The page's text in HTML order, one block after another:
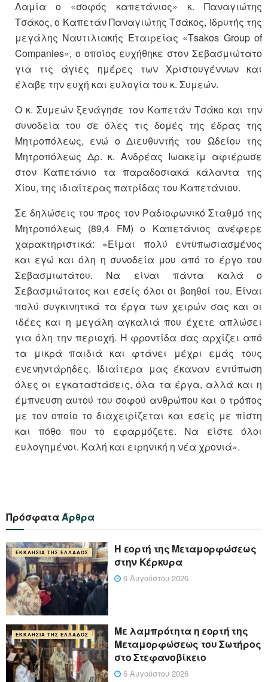
Λαμία ο «σοφός καπετάνιος» κ. Παναγιώτης
Τσάκος, ο Καπετάν Παναγιώτης Τσάκος, Ιδρυτής της
μεγάλης Ναυτιλιακής Εταιρείας «Τsakos Group of
Companies», ο οποίος ευχήθηκε στον Σεβασμιώτατο
για τις άγιες ημέρες των Χριστουγέννων και
έλαβε την ευχή και ευλογία του κ. Συμεών.
Ο κ. Συμεών ξενάγησε τον Καπετάν Τσάκο και την
συνοδεία του σε όλες τις δομές της έδρας της
Μητροπόλεως, ενώ ο Διευθυντής του Ωδείου της
Μητροπόλεως Δρ. κ. Ανδρέας Ιωακείμ αφιέρωσε
στον Καπετάνιο τα παραδοσιακά κάλαντα της
Χίου, της ιδιαίτερας πατρίδας του Καπετάνιου.
Σε δηλώσεις του προς τον Ραδιοφωνικό Σταθμό της
Μητροπόλεως (89,4 FM) ο Καπετάνιος ανέφερε
χαρακτηριστικά: «Είμαι πολύ εντυπωσιασμένος
και εγώ και όλη η συνοδεία μου από το έργο του
Σεβασμιωτάτου. Να είναι πάντα καλά ο
Σεβασμιώτατος και εσείς όλοι οι βοηθοί του. Είναι
πολύ συγκινητικά τα έργα των χειρών σας και οι
ιδέες και η μεγάλη αγκαλιά που έχετε απλώσει
για όλη την περιοχή. Η φροντίδα σας αρχίζει από
τα μικρά παιδιά και φτάνει μέχρι εμάς τους
ενενηντάρηδες. Ιδιαίτερα μας έκαναν εντύπωση
όλες οι εγκαταστάσεις, όλα τα έργα, αλλά και η
έμπνευση αυτού του σοφού ανθρώπου και ο τρόπος
με τον οποίο το διαχειρίζεται και εσείς με πίστη
και πόθο που το εφαρμόζετε. Να είστε όλοι
ευλογημένοι. Καλή και ειρηνική η νέα χρονιά».
ΠρόσφαταΆρθρα
ΕΚΚΛΗΣΊΑ ΤΗΣ ΕΛΛΆΔΟΣ
Η εορτή της Μεταμορφώσεως
στην Κέρκυρα
6 Αυγούστου 2026
ΕΚΚΛΗΣΊΑ ΤΗΣ ΕΛΛΆΔΟΣ
Με λαμπρότητα η εορτή της
Μεταμορφώσεως του Σωτήρος
στο Στεφανοβίκειο
6 Αυγούστου 2026